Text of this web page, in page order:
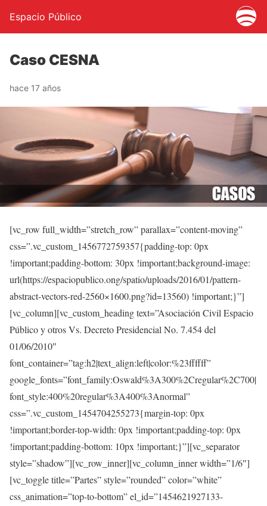
Espacio Público
Caso CESNA
hace 17 años
[vc_row full_width=”stretch_row” parallax=”content-moving”
css=”.vc_custom_1456772759357{padding-top: 0px
!important;padding-bottom: 30px !important;background-image:
url(https://espaciopublico.ong/spatio/uploads/2016/01/pattern-
abstract-vectors-red-2560×1600.png?id=13560) !important;}”]
[vc_column][vc_custom_heading text=”Asociación Civil Espacio
Público y otros Vs. Decreto Presidencial No. 7.454 del
01/06/2010″
font_container=”tag:h2|text_align:left|color:%23ffffff”
google_fonts=”font_family:Oswald%3A300%2Cregular%2C700|
font_style:400%20regular%3A400%3Anormal”
css=”.vc_custom_1454704255273{margin-top: 0px
!important;border-top-width: 0px !important;padding-top: 0px
!important;padding-bottom: 10px !important;}”][vc_separator
style=”shadow”][vc_row_inner][vc_column_inner width=”1/6″]
[vc_toggle title=”Partes” style=”rounded” color=”white”
css_animation=”top-to-bottom” el_id=”1454621927133-